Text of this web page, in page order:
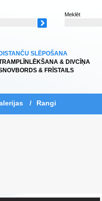
Meklēt
DISTANČU SLĒPOŠANA
& DIVCĪŅA
& FRĪSTAILS
/ Rangi